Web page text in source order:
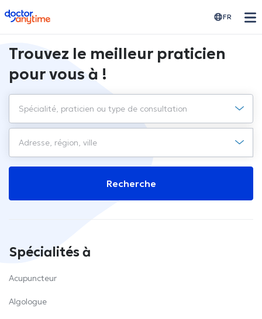
doctoranytime FR
Trouvez le meilleur praticien
pour vous à !
Recherche
Spécialités à
Acupuncteur
Algologue